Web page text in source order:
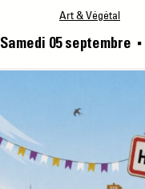
Art & Végétal
Samedi 05 septembre ■